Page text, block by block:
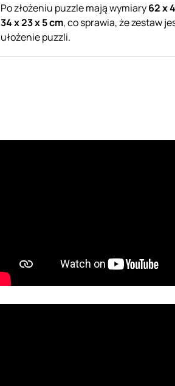
Po złożeniu puzzle mają wymiary62 x
34 x 23 x 5 cm, co sprawia, że zestaw
ułożenie puzzli.